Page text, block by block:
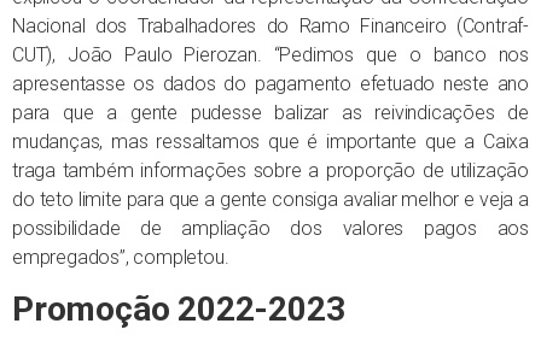
Nacional dos Trabalhadores do Ramo Financeiro (Contraf-
CUT), João Paulo Pierozan. “Pedimos que o banco nos
apresentasse os dados do pagamento efetuado neste ano
para que a gente pudesse balizar as reivindicações de
mudanças, mas ressaltamos que é importante que a Caixa
traga também informações sobre a proporção de utilização
do teto limite para que a gente consiga avaliar melhor e veja a
possibilidade de ampliação dos valores pagos aos
empregados”, completou.
Promoção 2022-2023